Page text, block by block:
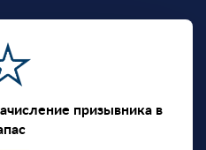
призывника в